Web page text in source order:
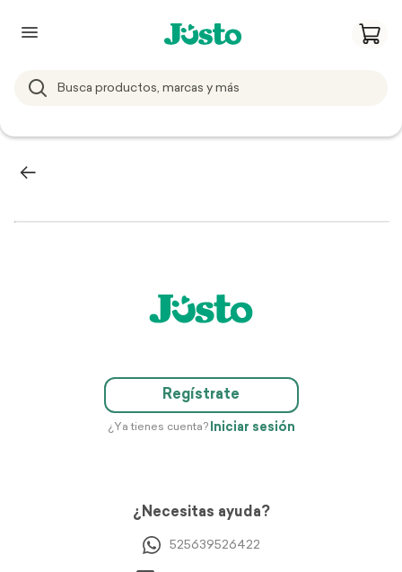
Regístrate
¿Ya tienes cuenta? Iniciar sesión
¿Necesitas ayuda?
525639526422